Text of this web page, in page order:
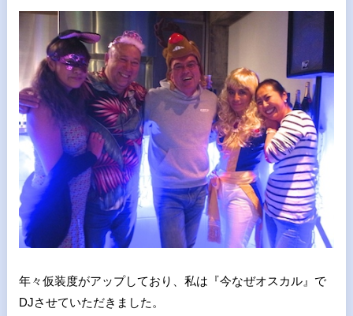
年々仮装度がアップしており、私は『今なぜオスカル』で
DJさせていただきました。